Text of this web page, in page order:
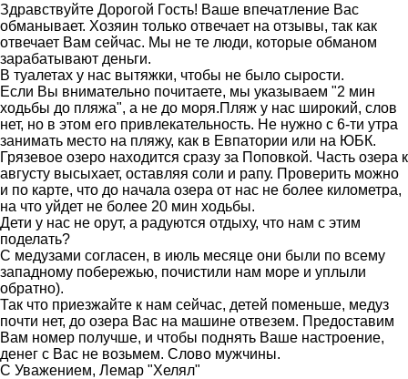
Ответ
на
Интересно,удалят
мой
отзыв?
от
Гость
Здравствуйте Дорогой Гость! Ваше впечатление Вас
обманывает. Хозяин только отвечает на отзывы, так как
отвечает Вам сейчас. Мы не те люди, которые обманом
зарабатывают деньги.
В туалетах у нас вытяжки, чтобы не было сырости.
Если Вы внимательно почитаете, мы указываем "2 мин
ходьбы до пляжа", а не до моря.Пляж у нас широкий, слов
нет, но в этом его привлекательность. Не нужно с 6-ти утра
занимать место на пляжу, как в Евпатории или на ЮБК.
Грязевое озеро находится сразу за Поповкой. Часть озера к
августу высыхает, оставляя соли и рапу. Проверить можно
и по карте, что до начала озера от нас не более километра,
на что уйдет не более 20 мин ходьбы.
Дети у нас не орут, а радуются отдыху, что нам с этим
поделать?
С медузами согласен, в июль месяце они были по всему
западному побережью, почистили нам море и уплыли
обратно).
Так что приезжайте к нам сейчас, детей поменьше, медуз
почти нет, до озера Вас на машине отвезем. Предоставим
Вам номер получше, и чтобы поднять Ваше настроение,
денег с Вас не возьмем. Слово мужчины.
С Уважением, Лемар "Хелял"